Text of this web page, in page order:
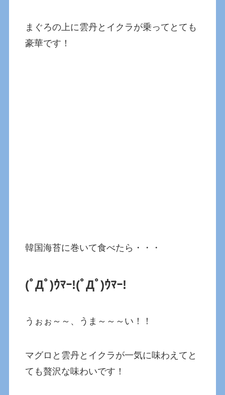
まぐろの上に雲丹とイクラが乗ってとても
豪華です！
韓国海苔に巻いて食べたら・・・
(ﾟДﾟ)ｳﾏｰ!(ﾟДﾟ)ｳﾏｰ!
うぉぉ～～、うま～～～い！！
マグロと雲丹とイクラが一気に味わえてと
ても贅沢な味わいです！